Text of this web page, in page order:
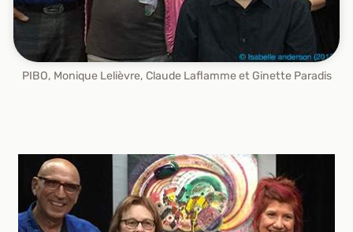
PIBO, Monique Lelièvre, Claude Laflamme et Ginette Paradis